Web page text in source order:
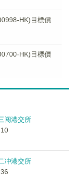
HK)目標價
HK)目標價
闯港交所
冲港交所